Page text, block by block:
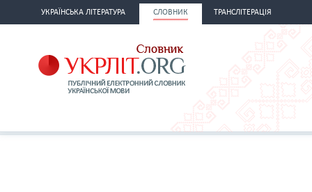
УКРАЇНСЬКА ЛІТЕРАТУРА СЛОВНИК ТРАНСЛІТЕРАЦІЯ